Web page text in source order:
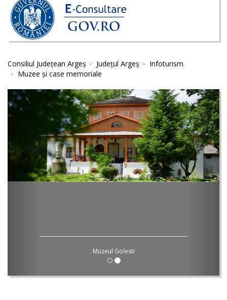
Consiliul Județean Argeș Județul Argeș
Infoturism
Muzee și case memoriale
Muzeul Golesti